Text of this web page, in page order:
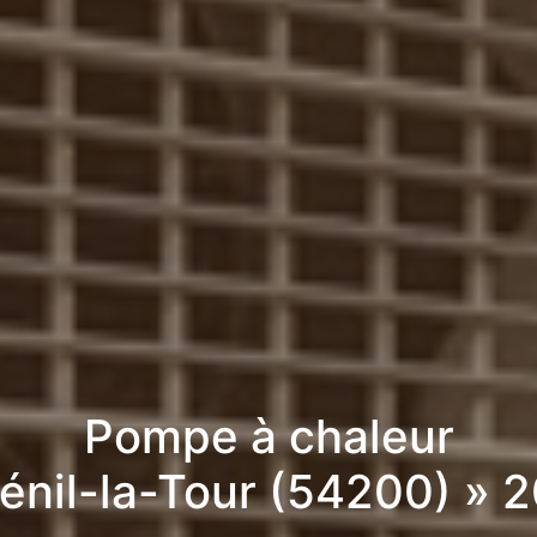
Pompe à chaleur
la-Tour (54200) »